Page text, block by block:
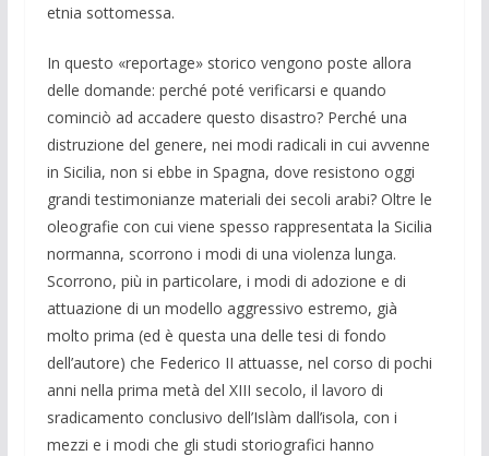
etnia sottomessa.
In questo «reportage» storico vengono poste allora
delle domande: perché poté verificarsi e quando
cominciò ad accadere questo disastro? Perché una
distruzione del genere, nei modi radicali in cui avvenne
in Sicilia, non si ebbe in Spagna, dove resistono oggi
grandi testimonianze materiali dei secoli arabi? Oltre le
oleografie con cui viene spesso rappresentata la Sicilia
normanna, scorrono i modi di una violenza lunga.
Scorrono, più in particolare, i modi di adozione e di
attuazione di un modello aggressivo estremo, già
molto prima (ed è questa una delle tesi di fondo
dell’autore) che Federico II attuasse, nel corso di pochi
anni nella prima metà del XIII secolo, il lavoro di
sradicamento conclusivo dell’Islàm dall’isola, con i
mezzi e i modi che gli studi storiografici hanno